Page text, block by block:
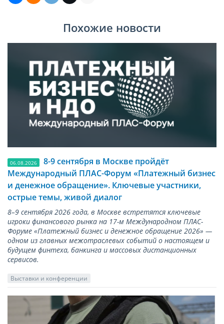
Похожие новости
06.08.2026
8-9 сентября в Москве пройдёт
Международный ПЛАС-Форум «Платежный бизнес
и денежное обращение». Ключевые участники,
острые темы, живой диалог
8–9 сентября 2026 года, в Москве встретятся ключевые
игроки финансового рынка на 17-м Международном ПЛАС-
Форуме «Платежный бизнес и денежное обращение 2026» —
одном из главных межотраслевых событий о настоящем и
будущем финтеха, банкинга и массовых дистанционных
сервисов.
Выставки и конференции